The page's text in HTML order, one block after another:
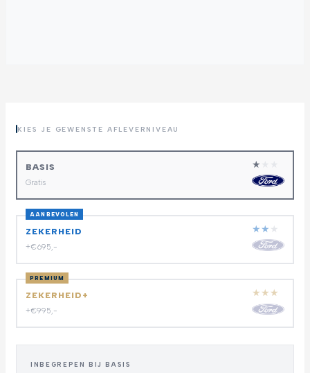
KIES JE GEWENSTE AFLEVERNIVEAU
BASIS
Gratis
★
AANBEVOLEN
ZEKERHEID
+€695,-
★★ ★
PREMIUM
ZEKERHEID+
+€995,-
★ ★ ★
INBEGREPEN BIJ BASIS